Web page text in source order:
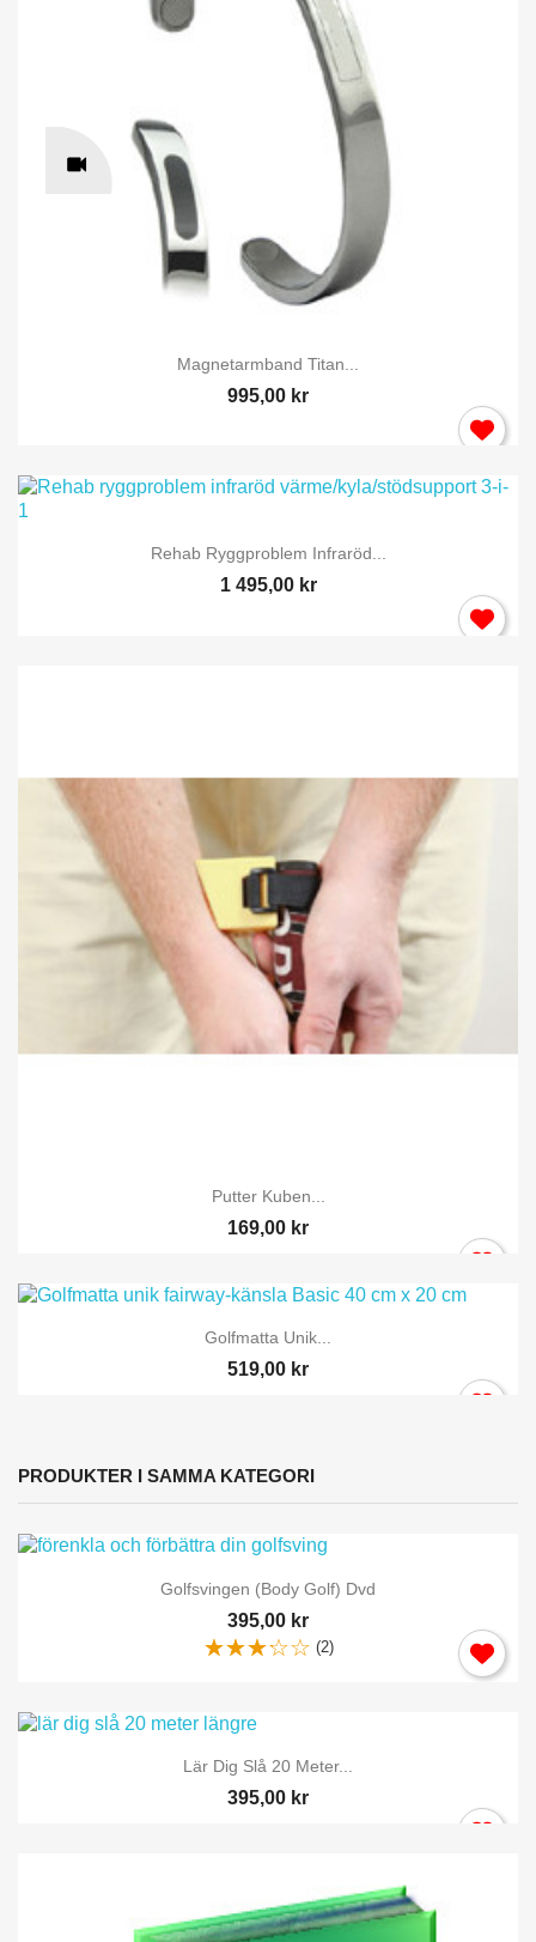
Magnetarmband Titan...
995,00 kr
Rehab Ryggproblem Infraröd...
1 495,00 kr
Putter Kuben...
169,00 kr
Golfmatta Unik...
519,00 kr
PRODUKTER I SAMMA KATEGORI
Golfsvingen (Body Golf) Dvd
395,00 kr
(2)
Lär Dig Slå 20 Meter...
395,00 kr
Du behöver vara inlogga för att spara produkter i din